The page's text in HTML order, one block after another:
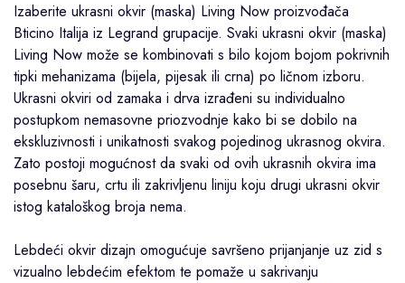
Izaberite ukrasni okvir (maska) Living Now proizvođača
Bticino Italija iz Legrand grupacije. Svaki ukrasni okvir (maska)
Living Now može se kombinovati s bilo kojom bojom pokrivnih
tipki mehanizama (bijela, pijesak ili crna) po ličnom izboru.
Ukrasni okviri od zamaka i drva izrađeni su individualno
postupkom nemasovne priozvodnje kako bi se dobilo na
ekskluzivnosti i unikatnosti svakog pojedinog ukrasnog okvira.
Zato postoji mogućnost da svaki od ovih ukrasnih okvira ima
posebnu šaru, crtu ili zakrivljenu liniju koju drugi ukrasni okvir
istog kataloškog broja nema.
Lebdeći okvir dizajn omogućuje savršeno prijanjanje uz zid s
vizualno lebdećim efektom te pomaže u sakrivanju